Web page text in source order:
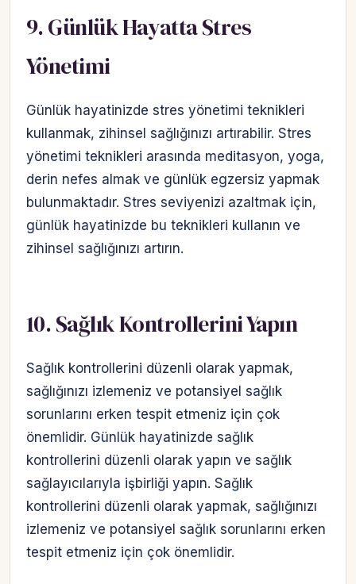
9. Günlük Hayatta Stres
Yönetimi
Günlük hayatinizde stres yönetimi teknikleri
kullanmak, zihinsel sağlığınızı artırabilir. Stres
yönetimi teknikleri arasında meditasyon, yoga,
derin nefes almak ve günlük egzersiz yapmak
bulunmaktadır. Stres seviyenizi azaltmak için,
günlük hayatinizde bu teknikleri kullanın ve
zihinsel sağlığınızı artırın.
10. Sağlık Kontrollerini Yapın
Sağlık kontrollerini düzenli olarak yapmak,
sağlığınızı izlemeniz ve potansiyel sağlık
sorunlarını erken tespit etmeniz için çok
önemlidir. Günlük hayatinizde sağlık
kontrollerini düzenli olarak yapın ve sağlık
sağlayıcılarıyla işbirliği yapın. Sağlık
kontrollerini düzenli olarak yapmak, sağlığınızı
izlemeniz ve potansiyel sağlık sorunlarını erken
tespit etmeniz için çok önemlidir.